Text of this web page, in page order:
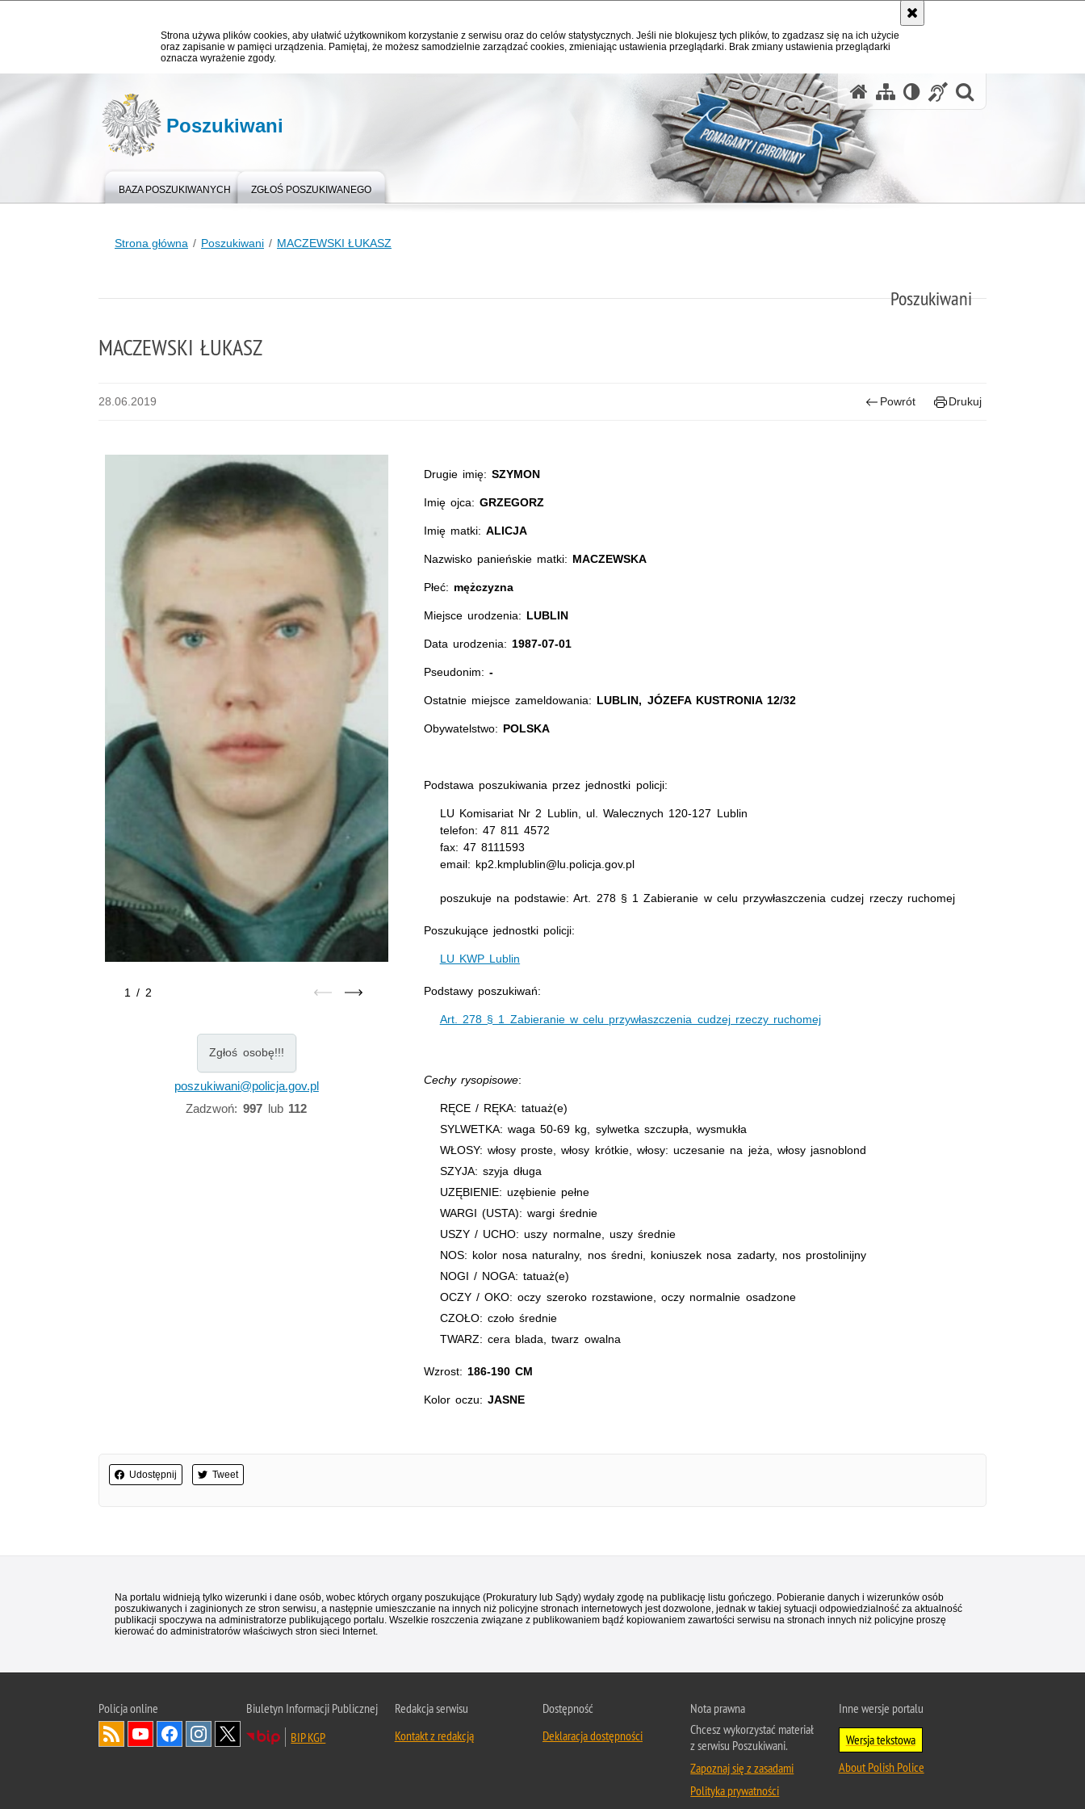
Strona używa plików cookies, aby ułatwić użytkownikom korzystanie z serwisu oraz do celów statystycznych. Jeśli nie blokujesz tych plików, to zgadzasz się na ich użycie
oraz zapisanie w pamięci urządzenia. Pamiętaj, że możesz samodzielnie zarządzać cookies, zmieniając ustawienia przeglądarki. Brak zmiany ustawienia przeglądarki
oznacza wyrażenie zgody.
Poszukiwani
BAZA POSZUKIWANYCH ZGŁOŚ POSZUKIWANEGO
Strona główna Poszukiwani MACZEWSKI ŁUKASZ
Poszukiwani
MACZEWSKI ŁUKASZ
28.06.2019 Powrót Drukuj
1 / 2
Zgłoś osobę!!!
poszukiwani@policja.gov.pl
Zadzwoń: 997lub 112
Drugie imię:SZYMON
Imię ojca:GRZEGORZ
Imię matki:ALICJA
Nazwisko panieńskie matki: MACZEWSKA
Płeć: mężczyzna
Miejsce urodzenia: LUBLIN
Data urodzenia: 1987-07-01
Pseudonim: -
Ostatnie miejsce zameldowania: LUBLIN, JÓZEFA KUSTRONIA 12/32
Obywatelstwo: POLSKA
Podstawa poszukiwania przez jednostki policji:
LU Komisariat Nr 2 Lublin, ul. Walecznych 120-127 Lublin
telefon: 47 811 4572
fax: 47 8111593
email: kp2.kmplublin@lu.policja.gov.pl
poszukuje na podstawie: Art. 278 § 1 Zabieranie w celu przywłaszczenia cudzej rzeczy ruchomej
Poszukujące jednostki policji:
LU KWP Lublin
Podstawy poszukiwań:
Art. 278 § 1 Zabieranie w celu przywłaszczenia cudzej rzeczy ruchomej
Cechy rysopisowe:
RĘCE / RĘKA: tatuaż(e)
SYLWETKA: waga 50-69 kg, sylwetka szczupła, wysmukła
WŁOSY: włosy proste, włosy krótkie, włosy: uczesanie na jeża, włosy jasnoblond
SZYJA: szyja długa
UZĘBIENIE: uzębienie pełne
WARGI (USTA): wargi średnie
USZY / UCHO: uszy normalne, uszy średnie
NOS: kolor nosa naturalny, nos średni, koniuszek nosa zadarty, nos prostolinijny
NOGI / NOGA: tatuaż(e)
OCZY / OKO: oczy szeroko rozstawione, oczy normalnie osadzone
CZOŁO: czoło średnie
TWARZ: cera blada, twarz owalna
Wzrost: 186-190 CM
Kolor oczu:JASNE
Udostępnij Tweet
Na portalu widnieją tylko wizerunki i dane osób, wobec których organy poszukujące (Prokuratury lub Sądy) wydały zgodę na publikację listu gończego. Pobieranie danych i wizerunków osób
poszukiwanych i zaginionych ze stron serwisu, a następnie umieszczanie na innych niż policyjne stronach internetowych jest dozwolone, jednak w takiej sytuacji odpowiedzialność za aktualność
publikacji spoczywa na administratorze publikującego portalu. Wszelkie roszczenia związane z publikowaniem bądź kopiowaniem zawartości serwisu na stronach innych niż policyjne proszę
kierować do administratorów właściwych stron sieci Internet.
Policjaonline
Biuletyn Informacji Publicznej
BIP KGP
Redakcja serwisu
Kontakt z redakcją
Dostępność
Deklaracja dostępności
Nota prawna
Chcesz wykorzystać materiał
z serwisu Poszukiwani.
Zapoznaj się z zasadami
Polityka prywatności
Inne wersje portalu
Wersja tekstowa
About Polish Police